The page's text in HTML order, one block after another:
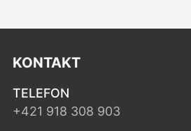
KONTAKT
TELEFON
+421 918 308 903